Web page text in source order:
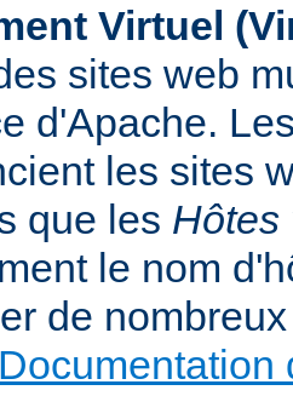
Virtuel
sites web
d'Apache.
les sites
que les Hôtes
le nom
de
Documentation